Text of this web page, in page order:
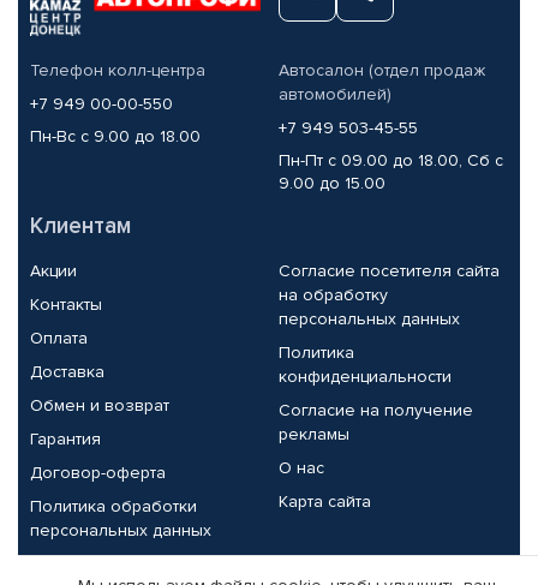
Телефон колл-центра
+7 949 00-00-550
Пн-Вс с 9.00 до 18.00
Автосалон (отдел продаж
автомобилей)
+7 949 503-45-55
Пн-Пт с 09.00 до 18.00, Сб с
9.00 до 15.00
Клиентам
Акции
Контакты
Оплата
Доставка
Обмен и возврат
Гарантия
Договор-оферта
Политика обработки
персональных данных
Согласие посетителя сайта
на обработку
персональных данных
Политика
конфиденциальности
Согласие на получение
рекламы
О нас
Карта сайта